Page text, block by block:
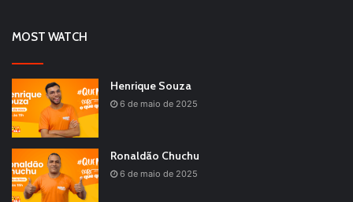
MOST WATCH
Henrique Souza
6 de maio de 2025
Ronaldão Chuchu
6 de maio de 2025